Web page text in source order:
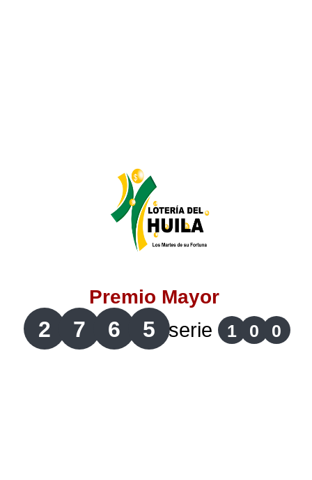
Lotería de Bogotá
Lotería de Risaralda
Lotería de Santander
Lotería del Cauca
Premio Mayor
2 7 6 5 serie 1 0 0